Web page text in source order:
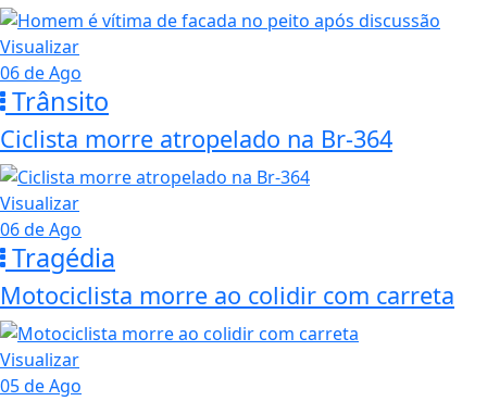
Visualizar
06 de Ago
Trânsito
Ciclista morre atropelado na Br-364
Visualizar
06 de Ago
Tragédia
Motociclista morre ao colidir com carreta
Visualizar
05 de Ago